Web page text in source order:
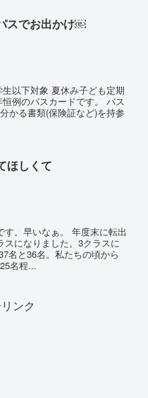
スでお出かけ￼
以下対象 夏休み子ども定期
例のパスカードです。 バス
かる書類(保険証など)を持参
ほしくて
。早いなぁ。 年度末に転出
になりました。3クラスに
名と36名。私たちの頃から
名程...
ンク